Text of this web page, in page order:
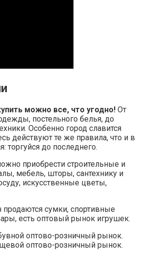
можно все, что угодно! От
постельного белья, до
Особенно город славится
действуют те же правила, что и в
торгуйся до последнего.
приобрести строительные и
мебель, шторы, сантехнику и
искусственные цветы,
сумки, спортивные
есть оптовый рынок игрушек.
оптово-розничный рынок.
оптово-розничный рынок.